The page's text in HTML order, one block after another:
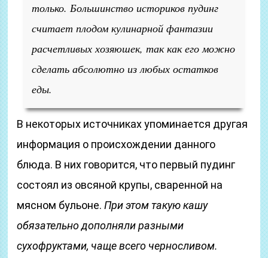
только. Большинство историков пудинг
считает плодом кулинарной фантазии
расчетливых хозяюшек, так как его можно
сделать абсолютно из любых остатков
еды.
В некоторых источниках упоминается другая
информация о происхождении данного
блюда. В них говорится, что первый пудинг
состоял из овсяной крупы, сваренной на
мясном бульоне.При этом такую кашу
обязательно дополняли разными
сухофруктами, чаще всего черносливом.